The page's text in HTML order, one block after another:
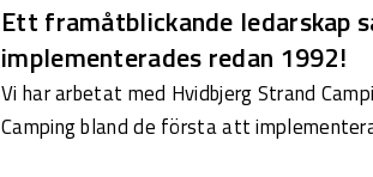
Ett framåtblickande ledarskap
implementerades redan 1992!
Vi har arbetat med Hvidbjerg Strand
Camping bland de första att